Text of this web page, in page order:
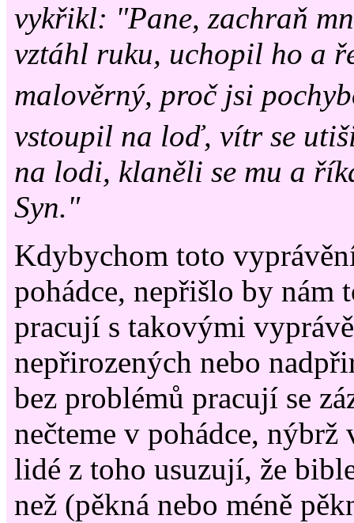
vykřikl: "Pane, zachraň
vztáhl ruku, uchopil ho a
malověrný, proč jsi
vstoupil na loď, vítr se
na lodi, klaněli se mu a
Syn."
Kdybychom toto
pohádce, nepřišlo by nám
pracují s takovými
nepřirozených nebo
bez problémů pracují se
nečteme v pohádce,
lidé z toho usuzují, že
než (pěkná nebo méně